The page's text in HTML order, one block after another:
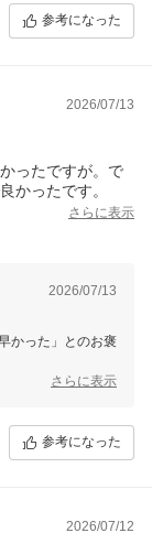
よりお待ち申し上
参考になった
2026/07/13
ったですが。で
かったです。
さらに表示
2026/07/13
かった」とのお褒
がご期待に添えず
ます！
さらに表示
参考になった
2026/07/12